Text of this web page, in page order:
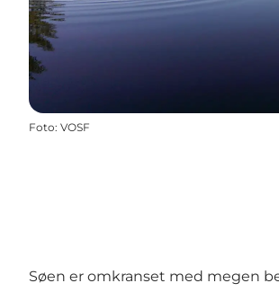
Foto: VOSF
Søen er omkranset med megen